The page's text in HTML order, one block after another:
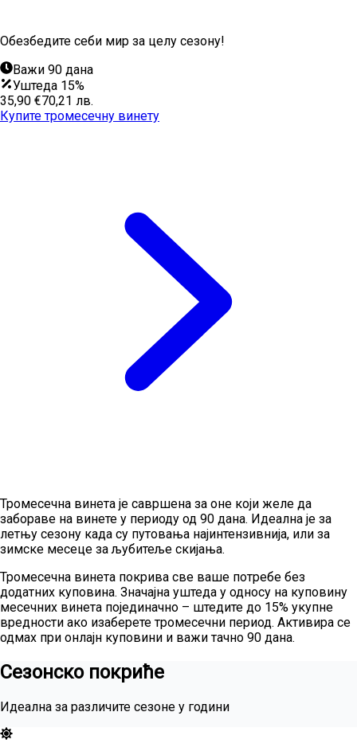
Обезбедите себи мир за целу сезону!
Важи 90 дана
Уштеда 15%
35,90 €70,21 лв.
Купите тромесечну винету
Тромесечна винета је савршена за оне који желе да
забораве на винете у периоду од 90 дана. Идеална је за
летњу сезону када су путовања најинтензивнија, или за
зимске месеце за љубитеље скијања.
Тромесечна винета покрива све ваше потребе без
додатних куповина. Значајна уштеда у односу на куповину
месечних винета појединачно – штедите до 15% укупне
вредности ако изаберете тромесечни период. Активира се
одмах при онлајн куповини и важи тачно 90 дана.
Сезонско покриће
Идеална за различите сезоне у години